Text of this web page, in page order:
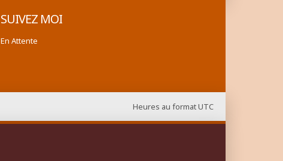
SUIVEZ MOI
En Attente
Heures au formatUTC